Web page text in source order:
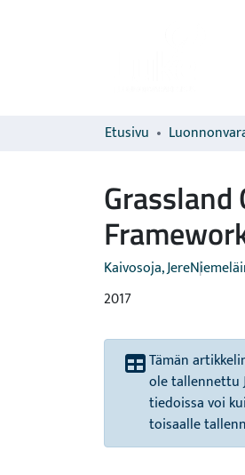
Etusivu
Kaivosoja, Jere
2017
Tämän
ole tallennettu
tiedoissa voi
toisaalle